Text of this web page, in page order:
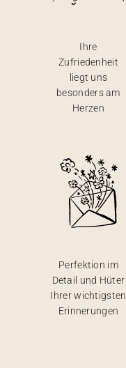
Ihre
Zufriedenheit
liegt uns
besonders am
Herzen
Perfektion im
Detail und Hüter
Ihrer wichtigsten
Erinnerungen